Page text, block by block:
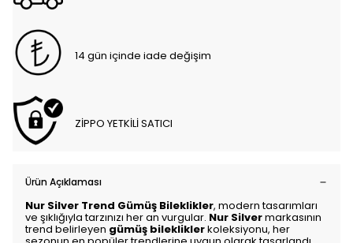
14 gün içinde iade değişim
ZİPPO YETKİLİ SATICI
Ürün Açıklaması
Nur Silver Trend Gümüş Bileklikler, modern tasarımları
ve şıklığıyla tarzınızı her an vurgular. Nur Silvermarkasının
trend belirleyen gümüş bilekliklerkoleksiyonu, her